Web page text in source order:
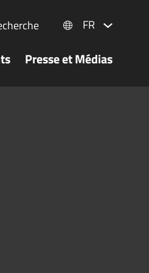
FR
Presse et Médias